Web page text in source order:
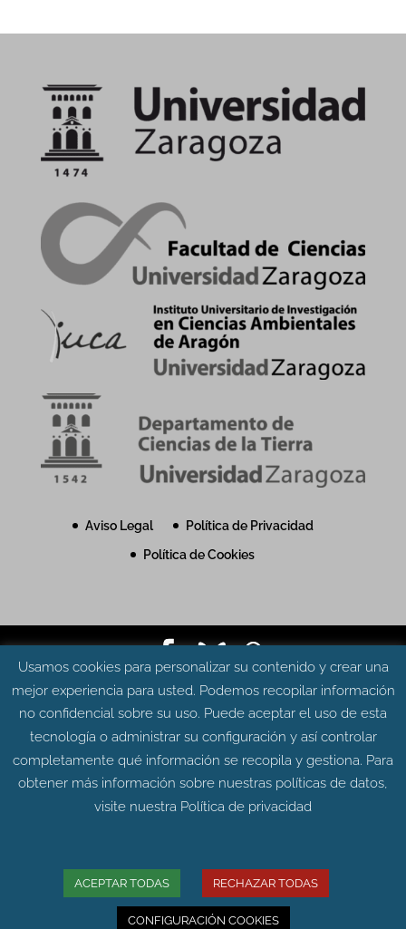
Aviso Legal
Política de Privacidad
Política de Cookies
© Grupo Aragosaurus 2023.
Universidad de Zaragoza. Facultad de Ciencias.
Edificio de Geológicas. Pedro Cerbuna 12 - 50009
ZARAGOZA
Diseño web:Intesiscon
Usamos cookies para personalizar su contenido y crear una
mejor experiencia para usted. Podemos recopilar información
no confidencial sobre su uso. Puede aceptar el uso de esta
tecnología o administrar su configuración y así controlar
completamente qué información se recopila y gestiona. Para
obtener más información sobre nuestras políticas de datos,
visite nuestra Política de privacidad
ACEPTAR TODAS RECHAZAR TODAS
CONFIGURACIÓN COOKIES